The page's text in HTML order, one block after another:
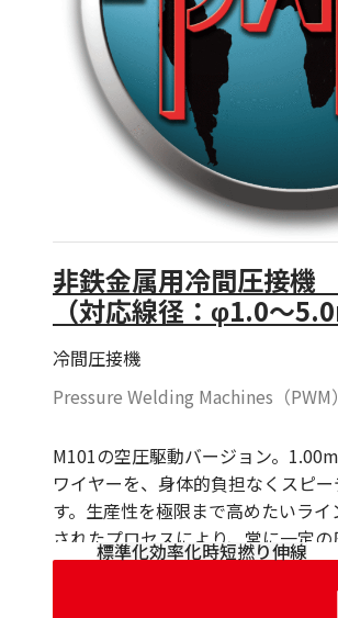
非鉄金属用冷間圧接
（対応線径：φ1.0～
冷間圧接機
Pressure Welding Machines（PWM）
M101の空圧駆動バージョン。
ワイヤーを、身体的負担なくスピ
す。生産性を極限まで高めたいラ
されたプロセスにより、常に一定
合面を保証し、ヒューマンエラー
標準化効率化時短撚り伸線